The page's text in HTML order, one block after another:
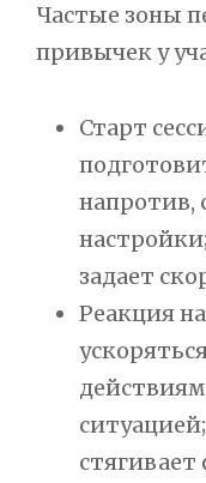
Частые зоны
привычек у
Старт
напротив,
задает
Реакция
стягивает